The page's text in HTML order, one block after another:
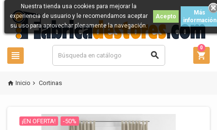
  
0
Nuestra tienda usa cookies para mejorar la
experiencia de usuario y le recomendamos aceptar
su uso para aprovechar plenamente la navegación.
Acepto
Más
información
 Inicio  Cortinas
¡EN OFERTA! -50%